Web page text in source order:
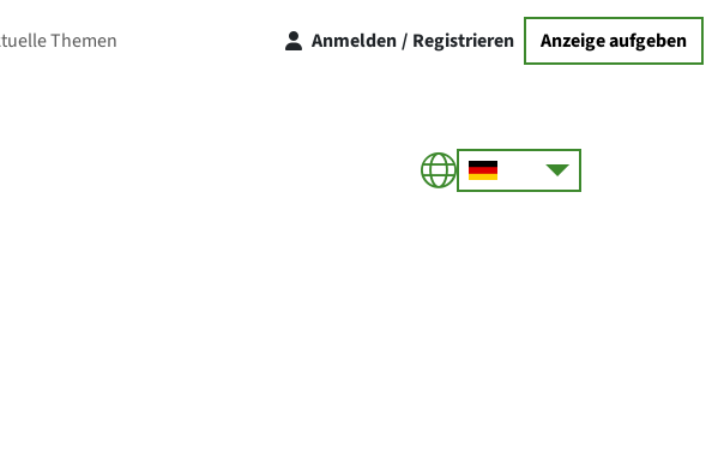
Themen Anmelden/ Registrieren Anzeige aufgeben